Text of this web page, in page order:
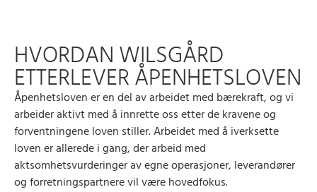
HVORDAN WILSGÅRD
ETTERLEVER ÅPENHETSLOVEN
Åpenhetsloven er en del av arbeidet med bærekraft, og vi
arbeider aktivt med å innrette oss etter de kravene og
forventningene loven stiller. Arbeidet med å iverksette
loven er allerede i gang, der arbeid med
aktsomhetsvurderinger av egne operasjoner, leverandører
og forretningspartnere vil være hovedfokus.